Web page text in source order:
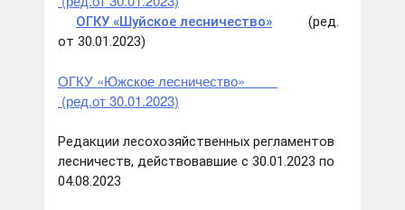
ОГКУ «Шуйское лесничество» (ред.
от 30.01.2023)
ОГКУ «Южское лесничество»
(ред.от 30.01.2023)
Редакции лесохозяйственных регламентов
лесничеств, действовавшие с 30.01.2023 по
04.08.2023